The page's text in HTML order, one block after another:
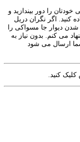
را دور بیندازید و
کنید. اگر نگران دریل
شدن دیوار جا مسواکی را
می کنم. بدون نیاز به
ارسال می شود
کنید.